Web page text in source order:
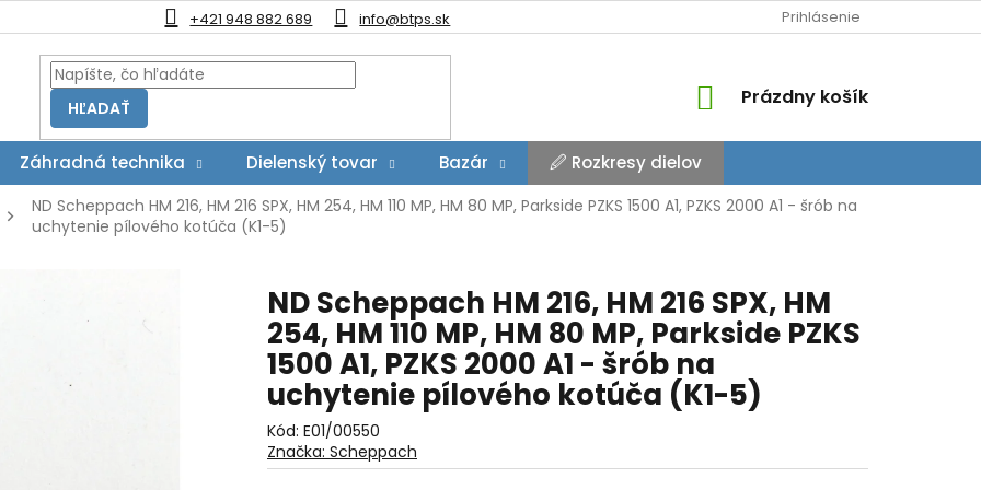
+421 948 882 689 info@btps.sk Prihlásenie
HĽADAŤ
NÁKUPNÝ
Prázdny košík
Záhradná technika Dielenský tovar Bazár 🖉 Rozkresy dielov
ND Scheppach HM 216, HM 216 SPX, HM 254, HM 110 MP, HM 80 MP, Parkside PZKS 1500 A1, PZKS 2000 A1 - šrób na
uchytenie pílového kotúča (K1-5)
ND Scheppach HM 216, HM 216 SPX, HM
254, HM 110 MP, HM 80 MP, Parkside PZKS
1500 A1, PZKS 2000 A1 - šrób na
uchytenie pílového kotúča (K1-5)
Kód: E01/00550
Značka: Scheppach